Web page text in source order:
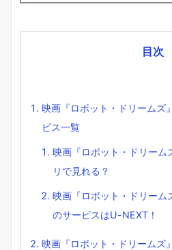
目次
映画『ロボット・ドリームズ
ビス一覧
映画『ロボット・ドリーム
リで見れる？
映画『ロボット・ドリーム
のサービスはU-NEXT！
映画『ロボット・ドリームズ